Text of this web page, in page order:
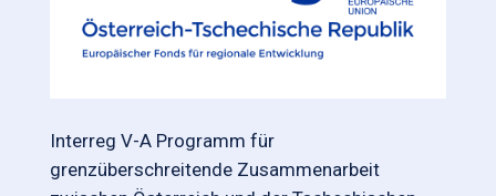
Interreg V-A Programm für
grenzüberschreitende Zusammenarbeit